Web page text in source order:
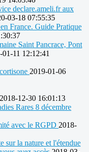
declare.ameli.fr aux
03-18 07:55:35
France. Guide Pratique
Saint Pancrace, Pont
01-11 12:12:41
2019-01-06
2018-12-30 16:01:13
Rares 8 décembre
avec le RGPD 2018-
sur la nature et l'étendue